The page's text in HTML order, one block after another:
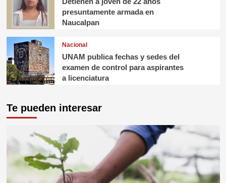
presuntamente armada en
Naucalpan
Nacional
UNAM publica fechas y sedes del
examen de control para aspirantes
a licenciatura
Te pueden interesar